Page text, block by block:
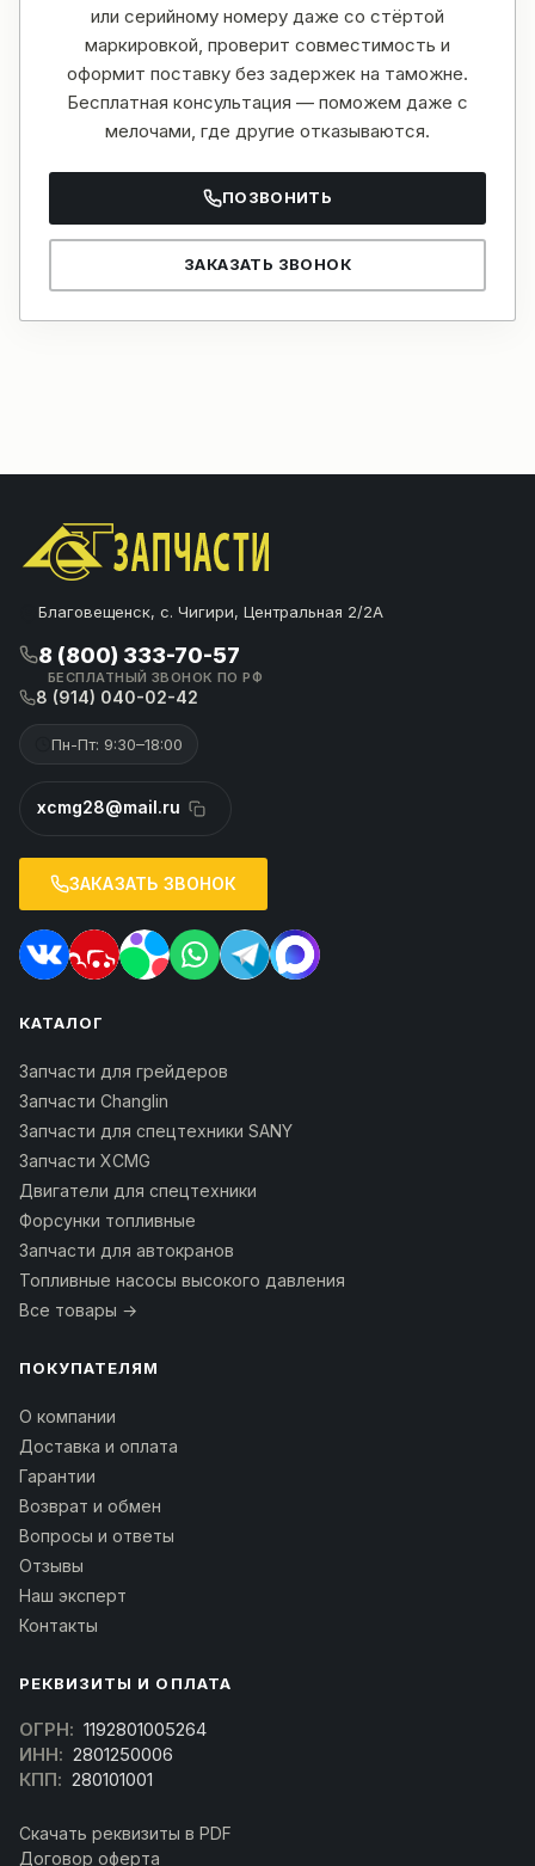
или серийному номеру даже со стёртой
маркировкой, проверит совместимость и
оформит поставку без задержек на таможне.
Бесплатная консультация — поможем даже с
мелочами, где другие отказываются.
ПОЗВОНИТЬ
ЗАКАЗАТЬ ЗВОНОК
Благовещенск, с. Чигири, Центральная 2/2А
8 (800) 333-70-57
БЕСПЛАТНЫЙ ЗВОНОК ПО РФ
8 (914) 040-02-42
Пн-Пт: 9:30–18:00
xcmg28@mail.ru
ЗАКАЗАТЬ ЗВОНОК
КАТАЛОГ
Запчасти для грейдеров
Запчасти Changlin
Запчасти для спецтехники SANY
Запчасти XCMG
Двигатели для спецтехники
Форсунки топливные
Запчасти для автокранов
Топливные насосы высокого давления
Все товары →
ПОКУПАТЕЛЯМ
О компании
Доставка и оплата
Гарантии
Возврат и обмен
Вопросы и ответы
Отзывы
Наш эксперт
Контакты
РЕКВИЗИТЫ И ОПЛАТА
ОГРН: 1192801005264
ИНН: 2801250006
КПП: 280101001
Скачать реквизиты в PDF
Договор оферта